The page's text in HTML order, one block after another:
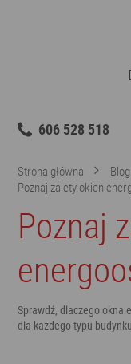
606 528 518
Strona główna
Blog
Poznaj zalety okien
Poznaj
Sprawdź, dlaczego okna
dla każdego typu